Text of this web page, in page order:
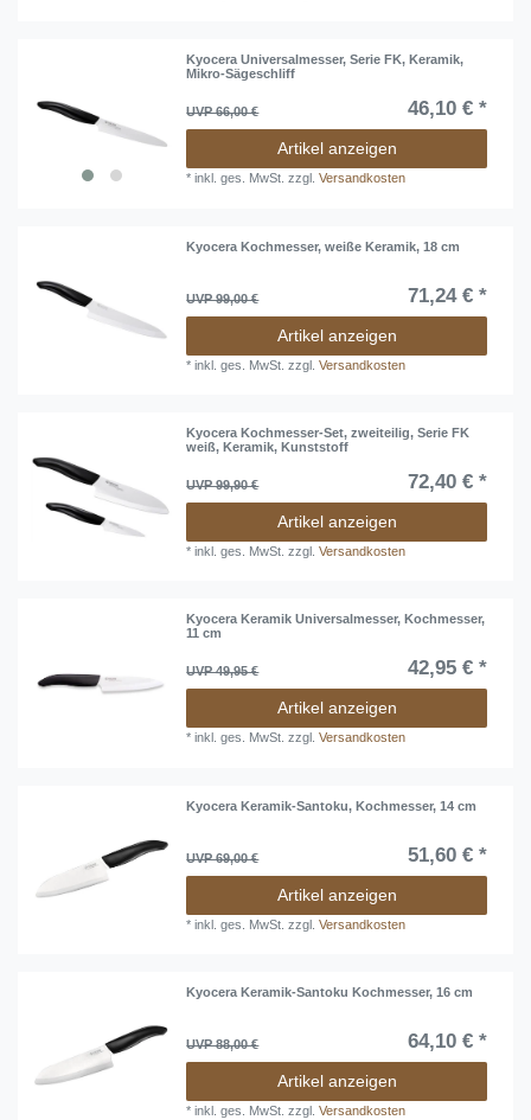
Kyocera Universalmesser, Serie FK, Keramik,
Mikro-Sägeschliff
UVP 66,00 € 46,10 € *
Artikel anzeigen
*inkl. ges. MwSt. zzgl.Versandkosten
Kyocera Kochmesser, weiße Keramik, 18 cm
UVP 99,00 € 71,24 € *
Artikel anzeigen
*inkl. ges. MwSt. zzgl.Versandkosten
Kyocera Kochmesser-Set, zweiteilig, Serie FK
weiß, Keramik, Kunststoff
UVP 99,90 € 72,40 € *
Artikel anzeigen
*inkl. ges. MwSt. zzgl.Versandkosten
Kyocera Keramik Universalmesser, Kochmesser,
11 cm
UVP 49,95 € 42,95 € *
Artikel anzeigen
*inkl. ges. MwSt. zzgl.Versandkosten
Kyocera Keramik-Santoku, Kochmesser, 14 cm
UVP 69,00 € 51,60 € *
Artikel anzeigen
*inkl. ges. MwSt. zzgl.Versandkosten
Kyocera Keramik-Santoku Kochmesser, 16 cm
UVP 88,00 € 64,10 € *
Artikel anzeigen
*inkl. ges. MwSt. zzgl.Versandkosten